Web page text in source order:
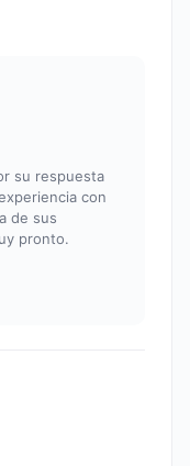
su respuesta
con
de sus
pronto.